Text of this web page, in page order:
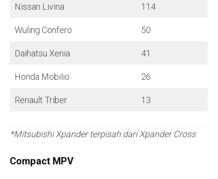
Nissan Livina 114
Wuling Confero 50
Daihatsu Xenia 41
Honda Mobilio 26
Renault Triber 13
*Mitsubishi Xpander terpisah dari Xpander Cross
Compact MPV